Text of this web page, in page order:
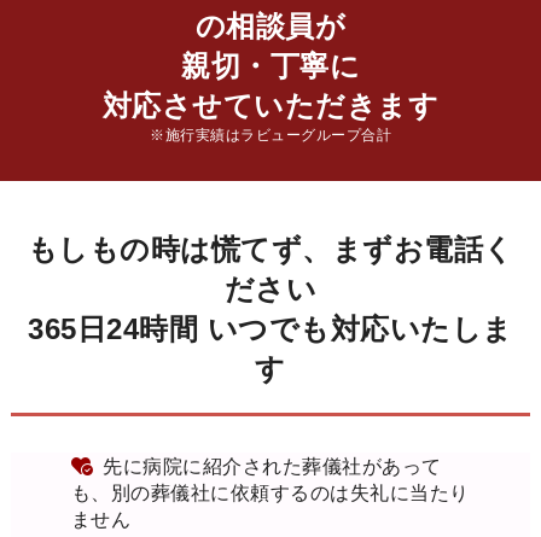
の相談員が
親切・丁寧に
対応させていただきます
※施行実績はラビューグループ合計
もしもの時は慌てず、まずお電話く
ださい
365日24時間 いつでも対応いたしま
す
先に病院に紹介された葬儀社があって
も、別の葬儀社に依頼するのは失礼に当たり
ません